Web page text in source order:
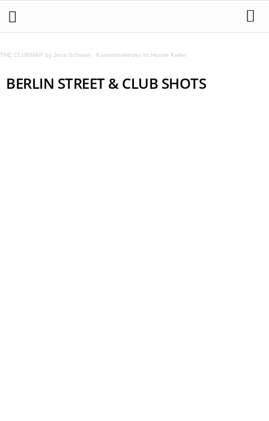
THE CLUBMAP by Jens Schwan · Kassettenkinder im House Keller
BERLIN STREET & CLUB SHOTS